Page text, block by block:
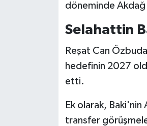
döneminde Akdağ
Selahattin
Reşat Can
hedefinin 2027
etti.
Ek olarak, Baki'nin
transfer
Su Sporları
Diğer Spor Dalları
Futbolcular